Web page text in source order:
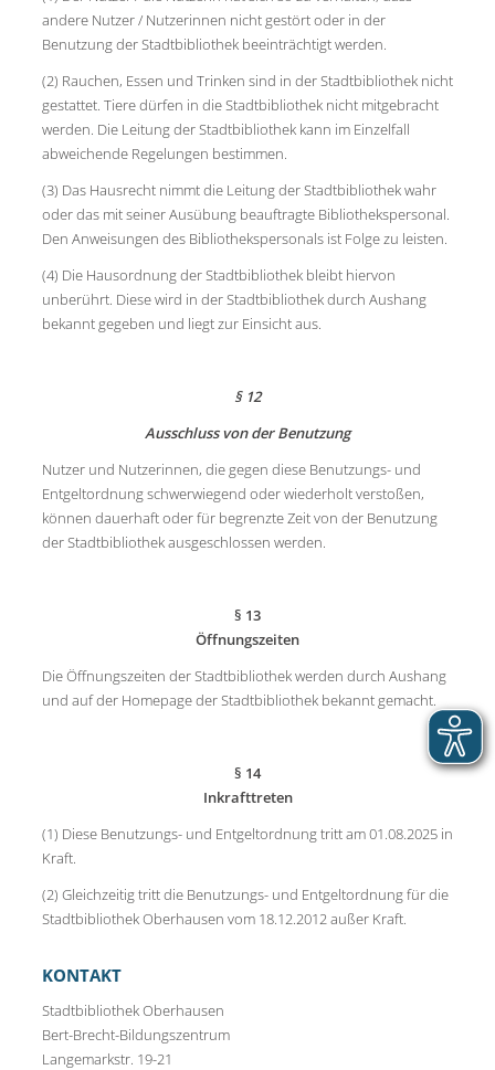
andere Nutzer / Nutzerinnen nicht gestört oder in der
Benutzung der Stadtbibliothek beeinträchtigt werden.
(2) Rauchen, Essen und Trinken sind in der Stadtbibliothek nicht
gestattet. Tiere dürfen in die Stadtbibliothek nicht mitgebracht
werden. Die Leitung der Stadtbibliothek kann im Einzelfall
abweichende Regelungen bestimmen.
(3) Das Hausrecht nimmt die Leitung der Stadtbibliothek wahr
oder das mit seiner Ausübung beauftragte Bibliothekspersonal.
Den Anweisungen des Bibliothekspersonals ist Folge zu leisten.
(4) Die Hausordnung der Stadtbibliothek bleibt hiervon
unberührt. Diese wird in der Stadtbibliothek durch Aushang
bekannt gegeben und liegt zur Einsicht aus.
§ 12
Ausschluss von der Benutzung
Nutzer und Nutzerinnen, die gegen diese Benutzungs- und
Entgeltordnung schwerwiegend oder wiederholt verstoßen,
können dauerhaft oder für begrenzte Zeit von der Benutzung
der Stadtbibliothek ausgeschlossen werden.
§ 13
Öffnungszeiten
Die Öffnungszeiten der Stadtbibliothek werden durch Aushang
und auf der Homepage der Stadtbibliothek bekannt gemacht.
§ 14
Inkrafttreten
(1) Diese Benutzungs- und Entgeltordnung tritt am 01.08.2025 in
Kraft.
(2) Gleichzeitig tritt die Benutzungs- und Entgeltordnung für die
Stadtbibliothek Oberhausen vom 18.12.2012 außer Kraft.
KONTAKT
Stadtbibliothek Oberhausen
Bert-Brecht-Bildungszentrum
Langemarkstr. 19-21